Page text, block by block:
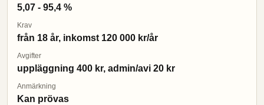
5,07 - 95,4 %
Krav
från 18 år, inkomst 120 000 kr/år
Avgifter
uppläggning 400 kr, admin/avi 20 kr
Anmärkning
Kan prövas